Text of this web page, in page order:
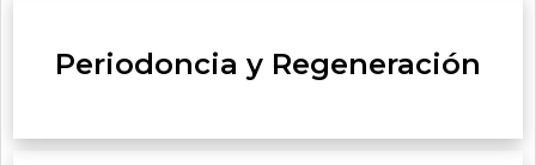
Periodoncia y Regeneración